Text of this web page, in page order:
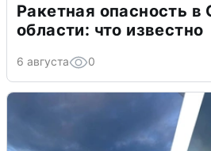
Ракетная опасность в
области: что известно
6 августа 0